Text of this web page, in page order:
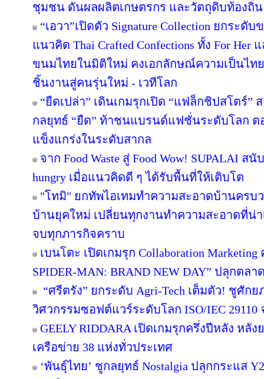
ชุมชน ดันผลผลิตเกษตรกร และวัตถุดิบท้องถิ่
“เอวา”เปิดตัว Signature Collection ยกระ
แนวคิด Thai Crafted Confections ทั้ง For Her
ขนมไทยในมิติใหม่ คงเอกลักษณ์ความเป็นไท
ชิ้นงานสู่คนรุ่นใหม่ - เวทีโลก
“ยืดเปล่า” เดินเกมรุกเปิด “แฟล็กชิปสโตร์”
กลยุทธ์ “ยืด” ท้าชนแบรนด์แฟชั่นระดับโลก
แข็งแกร่งในระดับสากล
จาก Food Waste สู่ Food Wow! SUPALAI ส
hungry เมื่อแนวคิดดี ๆ ได้รับพื้นที่ให้เติบโต
"โทมิ" ยกทัพไอเทมทำความสะอาดบ้านครบ
บ้านยุคใหม่ เปลี่ยนทุกงานทำความสะอาดที่น่า
จบทุกภารกิจคราบ
เบนโตะ เปิดเกมรุก Collaboration
SPIDER-MAN: BRAND NEW DAY” ปลุกต
“ศรีตรัง” ยกระดับ Agri-Tech เต็มตัว! ชูศัก
วิศวกรรมซอฟต์แวร์ระดับโลก ISO/IEC 29110
GEELY RIDDARA เปิดเกมรุกครึ่งปีหลัง หลั
เครือข่าย 38 แห่งทั่วประเทศ
‘พันธุ์ไทย’ ชูกลยุทธ์ Nostalgia ปลุกกระแส